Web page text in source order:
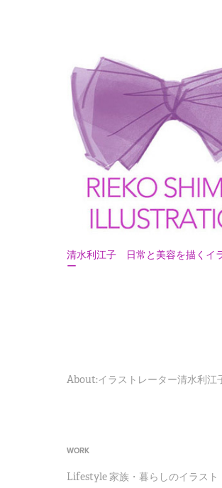
清水利江子　日常と美容を描くイ
ー
About:イラストレーター清水利江
WORK
Lifestyle 家族・暮らしのイラスト